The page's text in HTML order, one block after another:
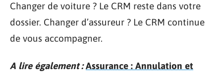
Changer de voiture ? Le CRM reste dans votre
dossier. Changer d’assureur ? Le CRM continue
de vous accompagner.
A lire également : Assurance : Annulation et